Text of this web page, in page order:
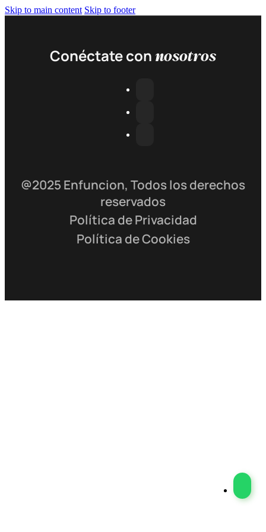
Skip to main content Skip to footer
Conéctate connosotros
@2025 Enfuncion, Todos los derechos
reservados
Política de Privacidad
Política de Cookies